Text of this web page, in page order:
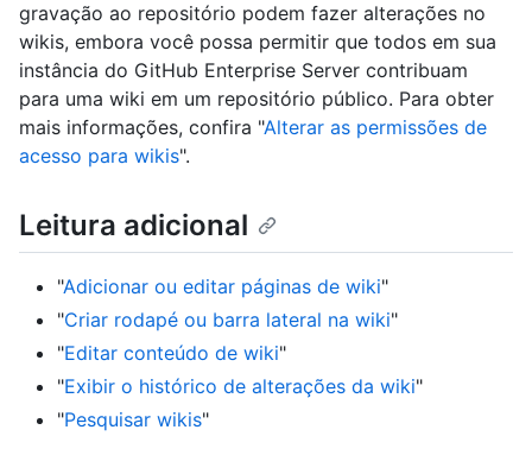
gravação ao repositório podem fazer alterações no
wikis, embora você possa permitir que todos em sua
instância do GitHub Enterprise Server contribuam
para uma wiki em um repositório público. Para obter
mais informações, confira "Alterar as permissões de
acesso para wikis".
Leitura adicional
"Adicionar ou editar páginas de wiki"
"Criar rodapé ou barra lateral na wiki"
"Editar conteúdo de wiki"
"Exibir o histórico de alterações da wiki"
"Pesquisar wikis"